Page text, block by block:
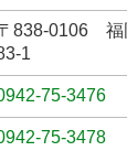
838-0106 福
1
75-3476
75-3478